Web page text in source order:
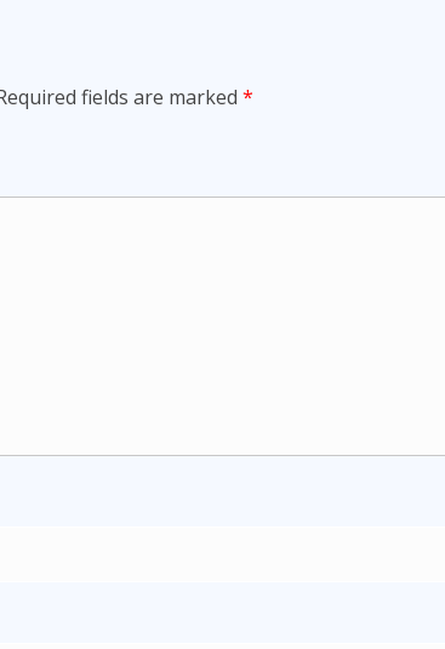
fields are marked *